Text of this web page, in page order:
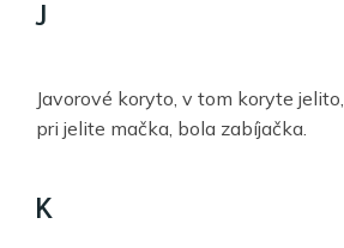
J
Javorové koryto, v tom koryte jelito,
pri jelite mačka, bola zabíjačka.
K